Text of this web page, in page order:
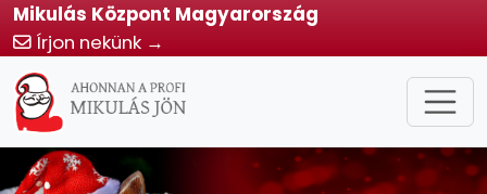
Mikulás Központ Magyarország
Írjon nekünk →